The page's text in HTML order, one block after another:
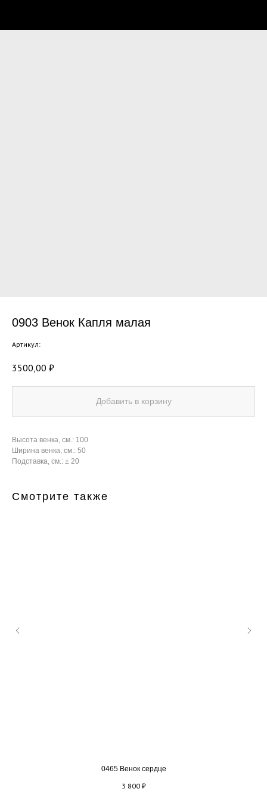
0903 Венок Капля малая
Артикул:
3500,00 ₽
Добавить в корзину
Высота венка, см.: 100
Ширина венка, см.: 50
Подставка, см.: ± 20
Смотрите также
0465 Венок сердце
3 800 ₽